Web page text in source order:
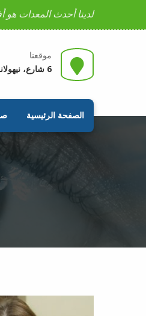
لدينا أحدث المعدات
موقعنا
6 شارع، نيهولاند
الصفحة الرئيسية